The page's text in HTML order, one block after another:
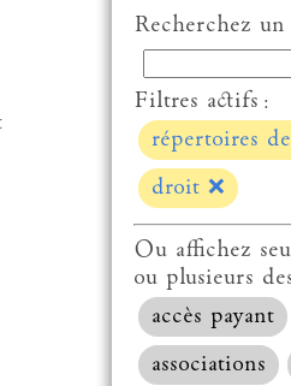
Recherchez
Filtres actifs :
répertoires
droit ❌
Ou affichez
ou plusieurs
accès payant
associations